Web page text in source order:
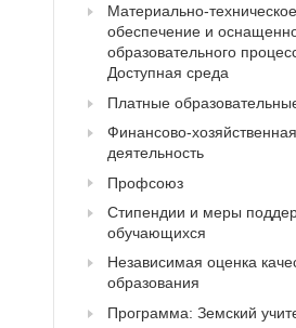
Материально-техническое
обеспечение и
образовательного
Доступная среда
Платные
Финансово-хозяйственная
деятельность
Профсоюз
Стипендии и меры
обучающихся
Независимая оценка
образования
Программа: Земский